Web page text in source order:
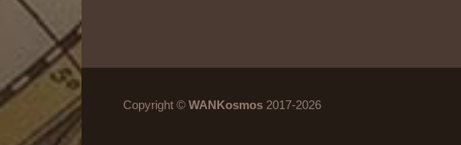
Copyright © WANKosmos 2017-2026